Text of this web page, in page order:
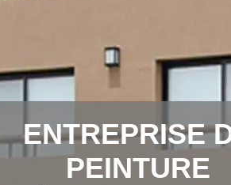
ENTREPRISE
PEINTURE